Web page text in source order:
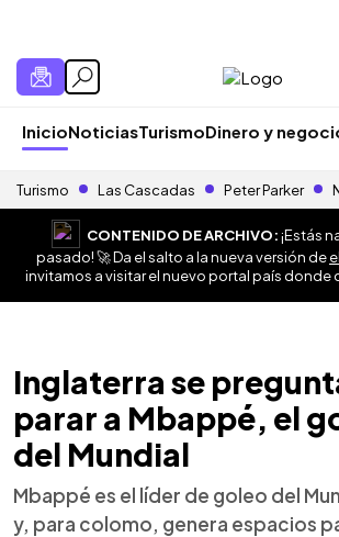
InicioNoticiasTurismoDinero y
Turismo Las Cascadas Peter Parker
CONTENIDO DE ARCHIVO:¡Estás
pasado! 🚀 Da el salto a la nueva versión de
invitamos a visitar el nuevo portal país donde
Inglaterra se
parar a Mbappé, el
del Mundial
Mbappé es el líder de goleo del
y, para colomo, genera espacios